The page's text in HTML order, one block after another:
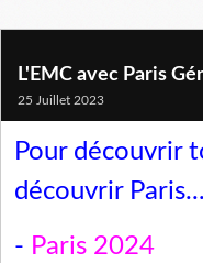
L'EMC avec Paris
25 Juillet 2023
Pour découvrir
découvrir Paris...
- Paris 2024